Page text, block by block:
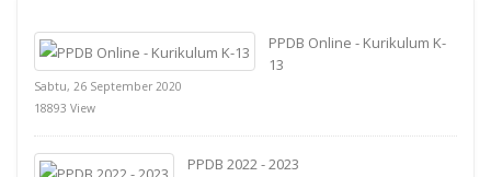
PPDB Online - Kurikulum K-
13
Sabtu, 26 September 2020
18893 View
PPDB 2022 - 2023